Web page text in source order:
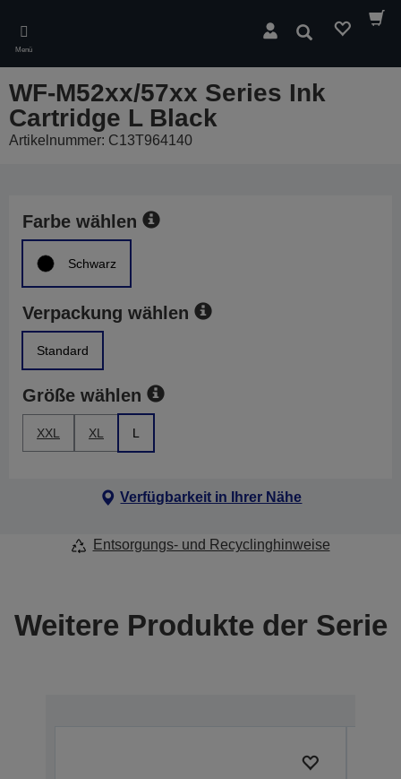
main
content
Menü
Suchen
WF-M52xx/57xx Series Ink
Cartridge L Black
Artikelnummer: C13T964140
Farbe wählen
Schwarz
Verpackung wählen
Standard
Größe wählen
XXL XL L
Verfügbarkeit in Ihrer Nähe
Entsorgungs- und Recyclinghinweise
Weitere Produkte der Serie